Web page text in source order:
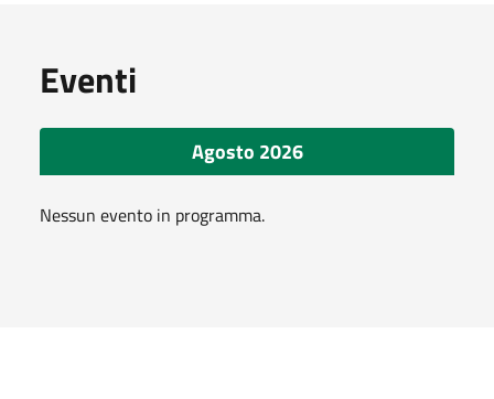
Eventi
Agosto 2026
Nessun evento in programma.